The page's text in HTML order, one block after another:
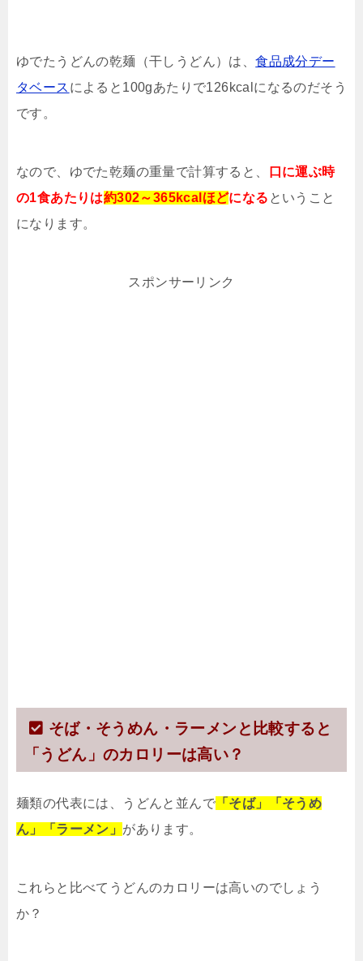
ゆでたうどんの乾麺（干しうどん）は、食品成分デー
タベース によると100gあたりで126kcalになるのだそう
です。
なので、ゆでた乾麺の重量で計算すると、
口に運ぶ時
の1食あたりは約302～365kcalほどになる ということ
になります。
スポンサーリンク
そば・そうめん・ラーメンと比較すると
「うどん」のカロリーは高い？
麺類の代表には、うどんと並んで 「そば」「そうめ
ん」「ラーメン」 があります。
これらと比べてうどんのカロリーは高いのでしょう
か？